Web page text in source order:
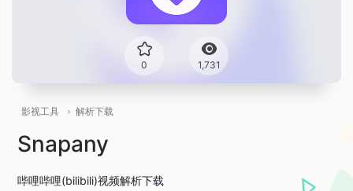
0 1,731
影视工具 解析下载
Snapany
哔哩哔哩(bilibili)视频解析下载